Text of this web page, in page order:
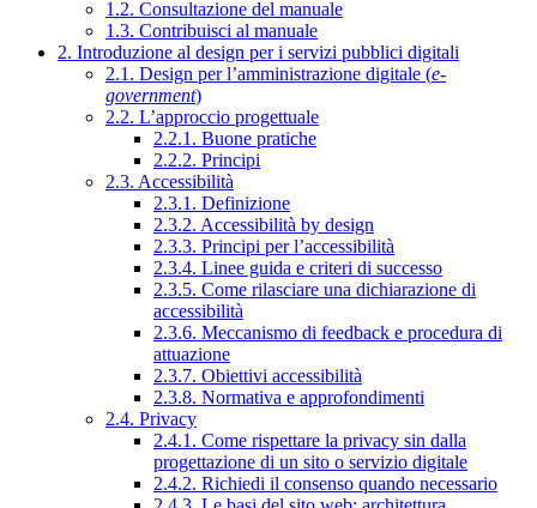
1.2. Consultazione del manuale
1.3. Contribuisci al manuale
2. Introduzione al design per i servizi pubblici digitali
2.1. Design per l’amministrazione digitale (e-
government)
2.2. L’approccio progettuale
2.2.1. Buone pratiche
2.2.2. Principi
2.3. Accessibilità
2.3.1. Definizione
2.3.2. Accessibilità by design
2.3.3. Principi per l’accessibilità
2.3.4. Linee guida e criteri di successo
2.3.5. Come rilasciare una dichiarazione di
accessibilità
2.3.6. Meccanismo di feedback e procedura di
attuazione
2.3.7. Obiettivi accessibilità
2.3.8. Normativa e approfondimenti
2.4. Privacy
2.4.1. Come rispettare la privacy sin dalla
progettazione di un sito o servizio digitale
2.4.2. Richiedi il consenso quando necessario